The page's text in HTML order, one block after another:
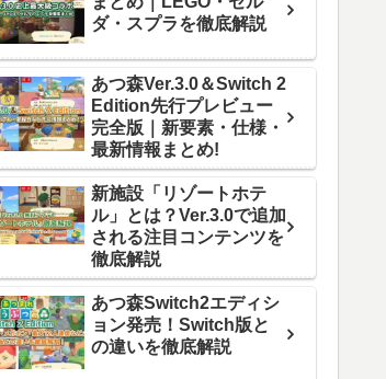
ダ・スプラを徹底解説
あつ森Ver.3.0＆Switch 2
Edition先行プレビュー
完全版｜新要素・仕様・
最新情報まとめ!
新施設「リゾートホテ
ル」とは？Ver.3.0で追加
される注目コンテンツを
徹底解説
あつ森Switch2エディシ
ョン発売！Switch版と
の違いを徹底解説